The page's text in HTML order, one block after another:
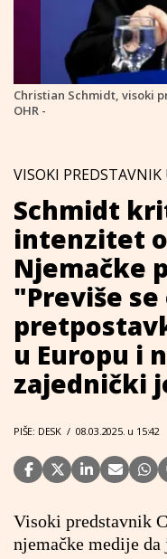
Christian Schmidt, visoki
OHR -
VISOKI PREDSTAVNIK
Schmidt
intenzitet
Njemačke
"Previše
u Europu i
zajednički
PIŠE: DESK / 08.03.2025. u 15:42
Visoki predstavnik
njemačke medije